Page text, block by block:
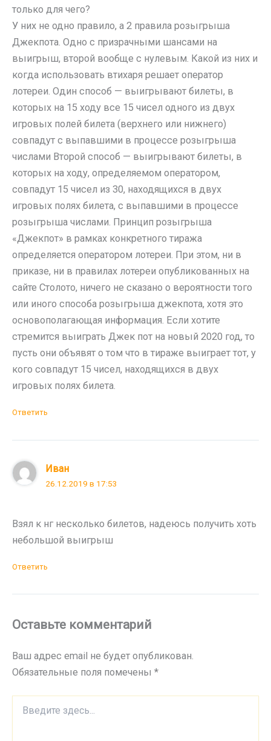
только для чего?
У них не одно правило, а 2 правила розыгрыша
Джекпота. Одно с призрачными шансами на
выигрыш, второй вообще с нулевым. Какой из них и
когда использовать втихаря решает оператор
лотереи. Один способ — выигрывают билеты, в
которых на 15 ходу все 15 чисел одного из двух
игровых полей билета (верхнего или нижнего)
совпадут с выпавшими в процессе розыгрыша
числами Второй способ — выигрывают билеты, в
которых на ходу, определяемом оператором,
совпадут 15 чисел из 30, находящихся в двух
игровых полях билета, с выпавшими в процессе
розыгрыша числами. Принцип розыгрыша
«Джекпот» в рамках конкретного тиража
определяется оператором лотереи. При этом, ни в
приказе, ни в правилах лотереи опубликованных на
сайте Столото, ничего не сказано о вероятности того
или иного способа розыгрыша джекпота, хотя это
основополагающая информация. Если хотите
стремится выиграть Джек пот на новый 2020 год, то
пусть они объявят о том что в тираже выиграет тот, у
кого совпадут 15 чисел, находящихся в двух
игровых полях билета.
Ответить
Иван
26.12.2019 в 17:53
Взял к нг несколько билетов, надеюсь получить хоть
небольшой выигрыш
Ответить
Оставьте комментарий
Ваш адрес email не будет опубликован.
Обязательные поля помечены *
здесь...